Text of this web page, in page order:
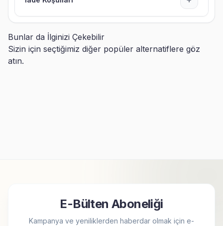
Bunlar da İlginizi Çekebilir
Sizin için seçtiğimiz diğer popüler alternatiflere göz
atın.
E-Bülten Aboneliği
Kampanya ve yeniliklerden haberdar olmak için e-